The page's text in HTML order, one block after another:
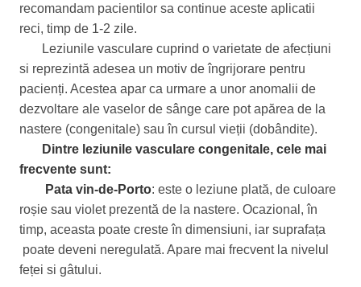
recomandam pacientilor sa continue aceste aplicatii
reci, timp de 1-2 zile.
Leziunile vasculare cuprind o varietate de afecțiuni
si reprezintă adesea un motiv de îngrijorare pentru
pacienți. Acestea apar ca urmare a unor anomalii de
dezvoltare ale vaselor de sânge care pot apărea de la
nastere (congenitale) sau în cursul vieții (dobândite).
Dintre leziunile vasculare congenitale, cele mai
frecvente sunt:
Pata vin-de-Porto: este o leziune plată, de culoare
roșie sau violet prezentă de la nastere. Ocazional, în
timp, aceasta poate creste în dimensiuni, iar suprafața
poate deveni neregulată. Apare mai frecvent la nivelul
feței si gâtului.